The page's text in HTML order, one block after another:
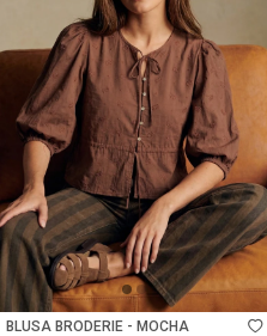
Talle
BLUSA BRODERIE - MOCHA